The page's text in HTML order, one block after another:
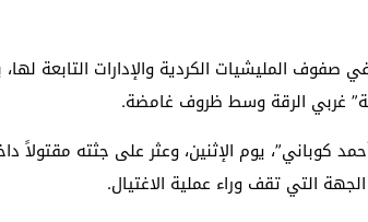
صفوف المليشيات الكردية والإدارات التابعة
غربي الرقة وسط ظروف غامضة.
يوم الإثنين، وعثر على جثته مقتولاً
التي تقف وراء عملية الاغتيال.